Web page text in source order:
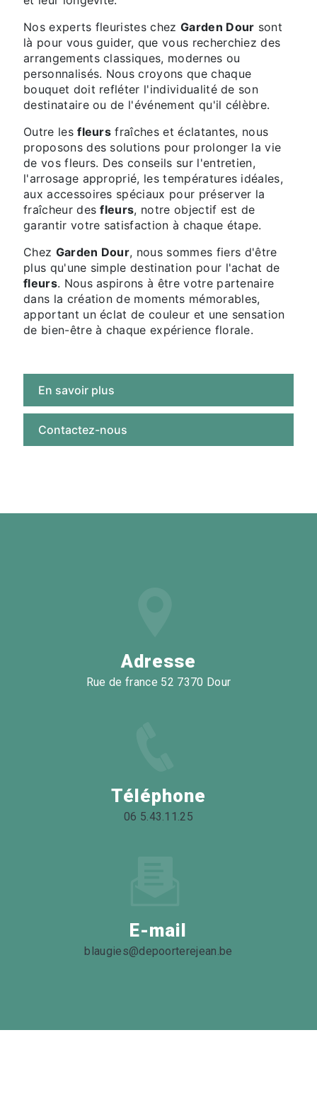
Nos experts fleuristes chez Garden Dour sont
là pour vous guider, que vous recherchiez des
arrangements classiques, modernes ou
personnalisés. Nous croyons que chaque
bouquet doit refléter l'individualité de son
destinataire ou de l'événement qu'il célèbre.
Outre lesfleurs fraîches et éclatantes, nous
proposons des solutions pour prolonger la vie
de vos fleurs. Des conseils sur l'entretien,
l'arrosage approprié, les températures idéales,
aux accessoires spéciaux pour préserver la
fraîcheur desfleurs, notre objectif est de
garantir votre satisfaction à chaque étape.
Chez Garden Dour, nous sommes fiers d'être
plus qu'une simple destination pour l'achat de
fleurs. Nous aspirons à être votre partenaire
dans la création de moments mémorables,
apportant un éclat de couleur et une sensation
de bien-être à chaque expérience florale.
En savoir plus
Contactez-nous
Adresse
Rue de france 52 7370 Dour
Téléphone
06 5.43.11.25
E-mail
blaugies@depoorterejean.be